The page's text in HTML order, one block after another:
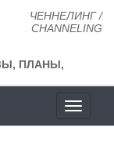
ЧЕННЕЛИНГ /
CHANNELING
ПЛАНЫ,
сайта